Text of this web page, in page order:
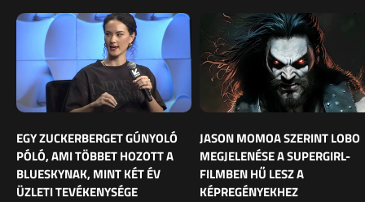
EGY ZUCKERBERGET GÚNYOLÓ
PÓLÓ, AMI TÖBBET HOZOTT A
BLUESKYNAK, MINT KÉT ÉV
ÜZLETI TEVÉKENYSÉGE
JASON MOMOA SZERINT LOBO
MEGJELENÉSE A SUPERGIRL-
FILMBEN HŰ LESZ A
KÉPREGÉNYEKHEZ